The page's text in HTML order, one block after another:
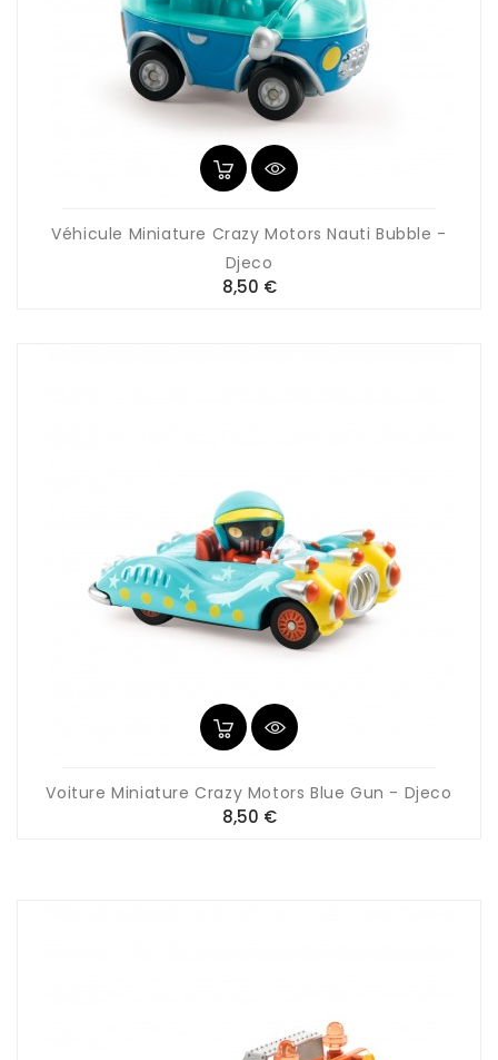
Véhicule Miniature Crazy Motors Nauti Bubble -
Djeco
8,50 €Prix
Voiture Miniature Crazy Motors Blue Gun - Djeco
8,50 €Prix